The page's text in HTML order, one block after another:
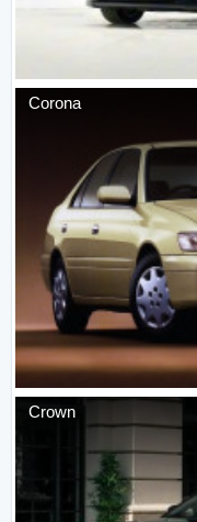
Corona
Crown